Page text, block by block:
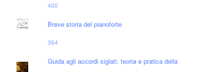
400
Breve storia del pianoforte
364
Guida agli accordi siglati: teoria e pratica della